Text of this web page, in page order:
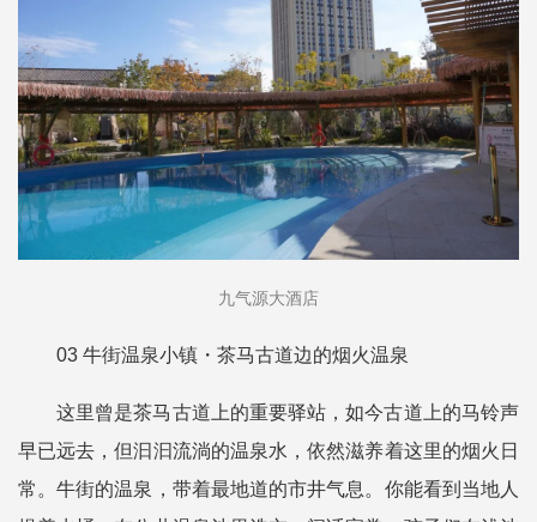
九气源大酒店
03 牛街温泉小镇・茶马古道边的烟火温泉
这里曾是茶马古道上的重要驿站，如今古道上的马铃声
早已远去，但汩汩流淌的温泉水，依然滋养着这里的烟火日
常。牛街的温泉，带着最地道的市井气息。你能看到当地人